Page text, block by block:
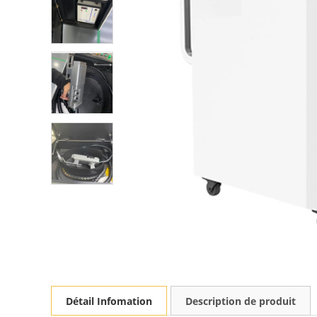
Détail Infomation Description de produit